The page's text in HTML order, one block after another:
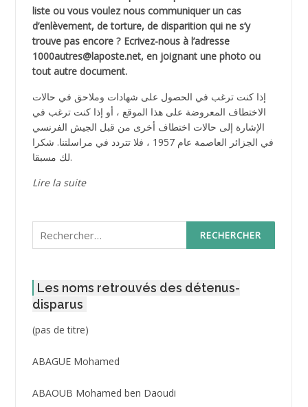
liste ou vous voulez nous communiquer un cas
d’enlèvement, de torture, de disparition qui ne s’y
trouve pas encore ? Ecrivez-nous à l’adresse
1000autres@laposte.net, en joignant une photo ou
tout autre document.
إذا كنت ترغب في الحصول على شهادات وملاحق في حالات
الاختطاف المعروضة على هذا الموقع ، أو إذا كنت ترغب في
الإشارة إلى حالات اختطاف أخرى من قبل الجيش الفرنسي
في الجزائر العاصمة عام 1957 ، فلا تتردد في مراسلتنا. شكرا
لك مسبقا.
Lire la suite
Rechercher :
Les noms retrouvés des détenus-
disparus
(pas de titre)Post
3416
ABAGUE Mohamed
ABAOUB Mohamed ben Daoudi